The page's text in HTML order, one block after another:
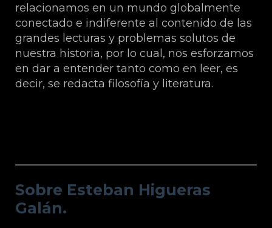
relacionamos en un mundo globalmente
conectado e indiferente al contenido de las
grandes lecturas y problemas solutos de
nuestra historia, por lo cual, nos esforzamos
en dar a entender tanto como en leer, es
decir, se redacta filosofía y literatura.
Sobre Esteban Higueras
Galán.